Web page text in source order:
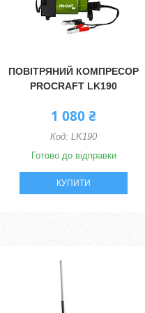
ПОВІТРЯНИЙ КОМПРЕСОР
PROCRAFT LK190
1 080 ₴
LK190
Готово до відправки
КУПИТИ